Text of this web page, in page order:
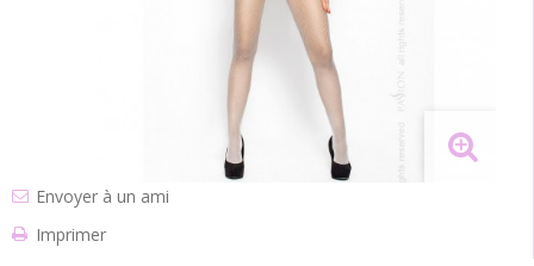
Envoyer à un ami
Imprimer